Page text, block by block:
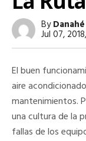
By
Jul 07,
El buen
aire
mantenimientos.
una cultura de la
fallas de los